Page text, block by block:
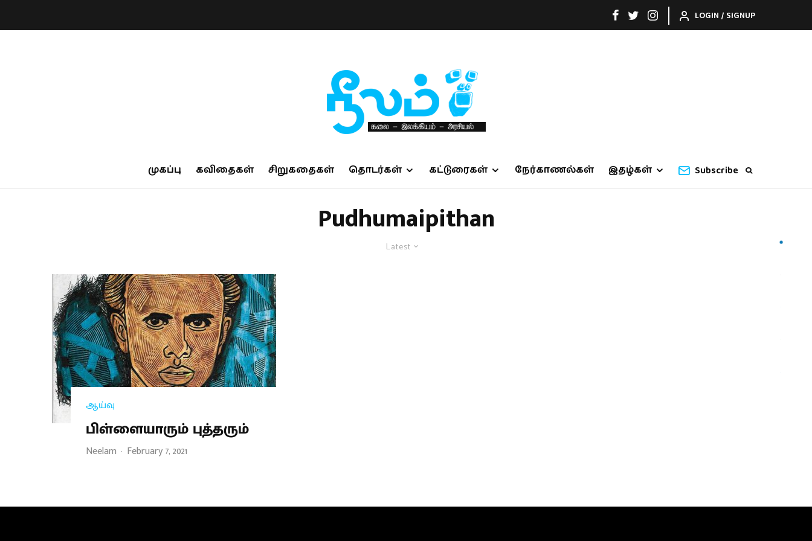
LOGIN / SIGNUP
முகப்பு கவிதைகள் சிறுகதைகள் தொடர்கள் கட்டுரைகள் நேர்காணல்கள் இதழ்கள் Subscribe
Pudhumaipithan
Latest
ஆய்வு
பிள்ளையாரும் புத்தரும்
Neelam · February 7, 2021